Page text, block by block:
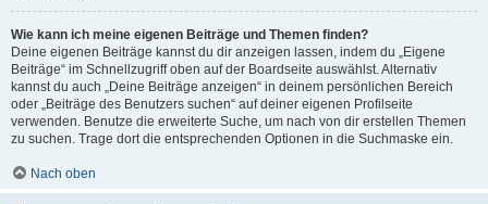
Wie kann ich meine eigenen Beiträge und Themen finden?
Deine eigenen Beiträge kannst du dir anzeigen lassen, indem du „Eigene
Beiträge“ im Schnellzugriff oben auf der Boardseite auswählst. Alternativ
kannst du auch „Deine Beiträge anzeigen“ in deinem persönlichen Bereich
oder „Beiträge des Benutzers suchen“ auf deiner eigenen Profilseite
verwenden. Benutze die erweiterte Suche, um nach von dir erstellen Themen
zu suchen. Trage dort die entsprechenden Optionen in die Suchmaske ein.
Nach oben